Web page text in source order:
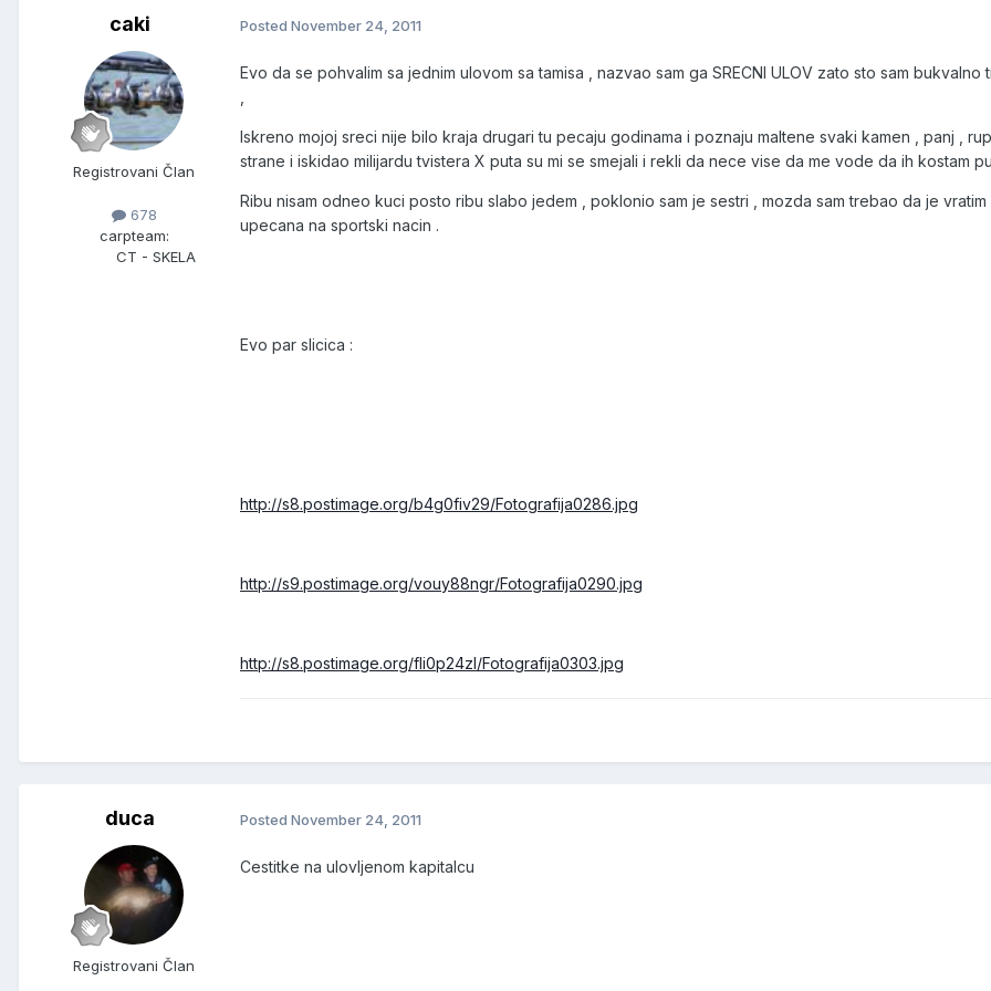
caki
Registrovani Član
678
carpteam:
CT - SKELA
Posted November 24, 2011
Evo da se pohvalim sa jednim ulovom sa tamisa , nazvao sam ga SRECNI ULOV zato sto sam
Iskreno mojoj sreci nije bilo kraja drugari tu pecaju godinama i poznaju maltene svaki kamen , panj ,
strane i iskidao milijardu tvistera X puta su mi se smejali i rekli da nece vise da me vode da ih kostam
Ribu nisam odneo kuci posto ribu slabo jedem , poklonio sam je sestri , mozda sam trebao da je
upecana na sportski nacin .
Evo par slicica :
http://s8.postimage.org/b4g0fiv29/Fotografija0286.jpg
http://s9.postimage.org/vouy88ngr/Fotografija0290.jpg
http://s8.postimage.org/fli0p24zl/Fotografija0303.jpg
duca
Registrovani Član
Posted November 24, 2011
Cestitke na ulovljenom kapitalcu